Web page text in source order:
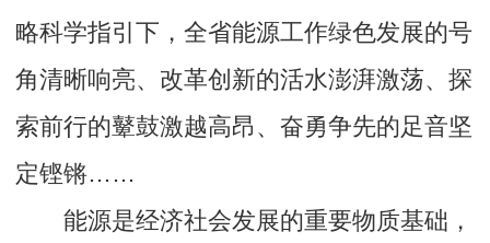
略科学指引下，全省能源工作绿色发展的号
角清晰响亮、改革创新的活水澎湃激荡、探
索前行的鼙鼓激越高昂、奋勇争先的足音坚
定铿锵……
能源是经济社会发展的重要物质基础，